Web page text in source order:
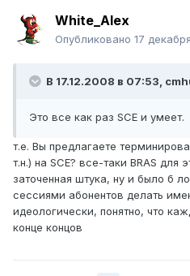
White_Alex
Опубликовано 17
В 17.12.2008 в 07:53,
Это все как раз SCE и умеет.
т.е. Вы предлагаете
т.н.) на SCE? все-таки BRAS для
заточенная штука, ну и было б
сессиями абонентов делать
идеологически, понятно, что
конце концов